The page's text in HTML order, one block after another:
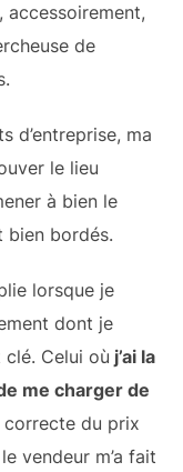
accessoirement,
de
d’entreprise, ma
le lieu
à bien le
bien bordés.
lorsque je
dont je
clé. Celui où j’ai la
me charger de
correcte du prix
vendeur m’a fait